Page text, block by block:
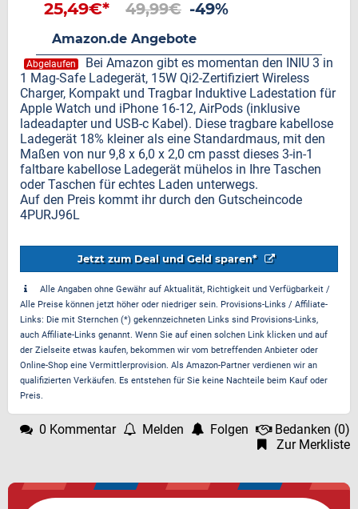
25,49€* 49,99€ -49%
Amazon.de Angebote
Abgelaufen
Bei Amazon gibt es momentan den INIU 3 in
1 Mag-Safe Ladegerät, 15W Qi2-Zertifiziert Wireless
Charger, Kompakt und Tragbar Induktive Ladestation für
Apple Watch und iPhone 16-12, AirPods (inklusive
ladeadapter und USB-c Kabel). Diese tragbare kabellose
Ladegerät 18% kleiner als eine Standardmaus, mit den
Maßen von nur 9,8 x 6,0 x 2,0 cm passt dieses 3-in-1
faltbare kabellose Ladegerät mühelos in Ihre Taschen
oder Taschen für echtes Laden unterwegs.
Auf den Preis kommt ihr durch den Gutscheincode
4PURJ96L
Jetzt zum Deal und Geld sparen*
Alle Angaben ohne Gewähr auf Aktualität, Richtigkeit und Verfügbarkeit /
Alle Preise können jetzt höher oder niedriger sein. Provisions-Links / Affiliate-
Links: Die mit Sternchen (*) gekennzeichneten Links sind Provisions-Links,
auch Affiliate-Links genannt. Wenn Sie auf einen solchen Link klicken und auf
der Zielseite etwas kaufen, bekommen wir vom betreffenden Anbieter oder
Online-Shop eine Vermittlerprovision. Als Amazon-Partner verdienen wir an
qualifizierten Verkäufen. Es entstehen für Sie keine Nachteile beim Kauf oder
Preis.
0 Kommentar Melden Folgen Bedanken (0)
Zur Merkliste